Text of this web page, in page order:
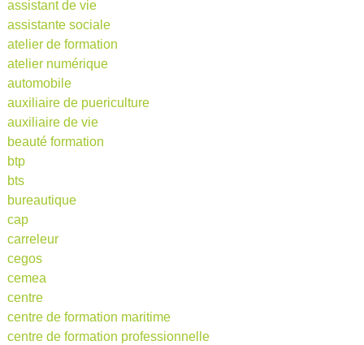
assistant de vie
assistante sociale
atelier de formation
atelier numérique
automobile
auxiliaire de puericulture
auxiliaire de vie
beauté formation
btp
bts
bureautique
cap
carreleur
cegos
cemea
centre
centre de formation maritime
centre de formation professionnelle